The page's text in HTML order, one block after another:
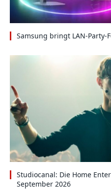
Samsung bringt LAN-Party-
Studiocanal: Die Home
September 2026